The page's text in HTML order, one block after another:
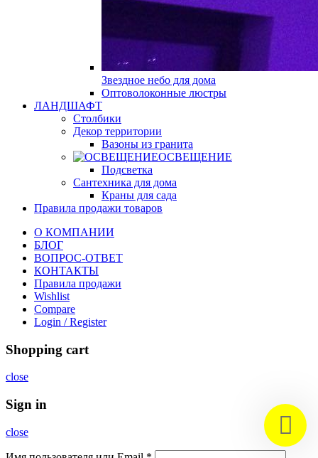
Звездное небо для дома
Оптоволоконные люстры
ЛАНДШАФТ
Столбики
Декор территории
Вазоны из гранита
ОСВЕЩЕНИЕ
Подсветка
Сантехника для дома
Краны для сада
Правила продажи товаров
О КОМПАНИИ
БЛОГ
ВОПРОС-ОТВЕТ
КОНТАКТЫ
Правила продажи
Wishlist
Compare
Login / Register
Shopping cart
close
Sign in
close